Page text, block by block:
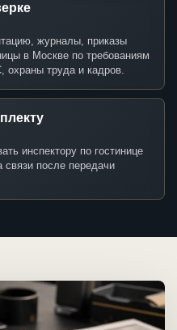
журналы, приказы
в Москве по требованиям
охраны труда и кадров.
инспектору по гостинице
после передачи